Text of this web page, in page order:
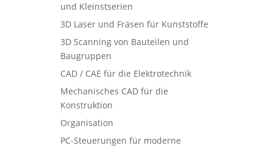
und Kleinstserien
3D Laser und Fräsen für Kunststoffe
3D Scanning von Bauteilen und
Baugruppen
CAD / CAE für die Elektrotechnik
Mechanisches CAD für die
Konstruktion
Organisation
PC-Steuerungen für moderne